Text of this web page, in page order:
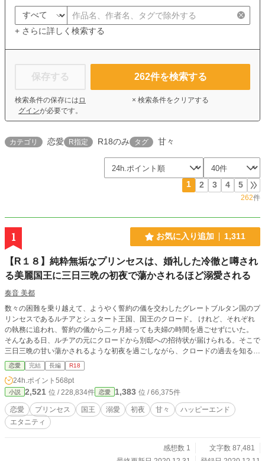
+ さらに詳しく検索する
保存する
検索条件の保存には ロ
グインが必要です。
262件を検索する
× 検索条件をクリアする
カテゴリ 恋愛 R指定 R18のみ タグ 甘々
1 2 3 4 5
262件
1 お気に入り追加 1,311
【R１８】純粋無垢なプリンセスは、婚礼した冷徹と噂され
る美麗国王に三日三晩の初夜で蕩かされるほど溺愛される
奏音 美都
数々の困難を乗り越えて、ようやく誓約の儀を交わしたグレートブルタン国のプ
リンセスであるルチアとシュタート王国、国王のクロード。 けれど、それぞれ
の執務に追われ、誓約の儀から二ヶ月経っても夫婦の時間を過ごせずにいた。
そんなある日、ルチアの元にクロードから別邸への招待状が届けられる。そこで
三日三晩の甘い蕩かされるような初夜を過ごしながら、クロードの過去を知るこ
とになる。 ２人の出会いを描いた作品はこちら 「純粋無垢なプリンセスを野盗
から助け出したのは、冷徹と噂される美麗国王でした」https://www.alphapolis.c
o.jp/novel/702276663/443443630 ２人の誓約の儀を描いた作品はこちら 「純粋
無垢なプリンセスは、冷徹と噂される美麗国王と誓約の儀を結ぶ」 https://www.
alphapolis.co.jp/novel/702276663/183445041
恋愛 完結 長編 R18
24h.ポイント 568pt
小説 2,521 位 / 228,834件 恋愛 1,383 位 / 66,375件
恋愛 プリンセス 国王 溺愛 初夜 甘々
ハッピーエンド
エタニティ
感想数 1
文字数 87,481